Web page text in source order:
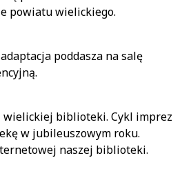
powiatu wielickiego.
poddasza na salę
wielickiej biblioteki. Cykl imprez
w jubileuszowym roku.
naszej biblioteki.